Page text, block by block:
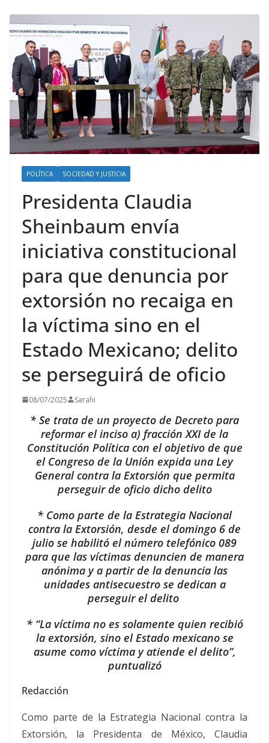
POLÍTICA SOCIEDAD Y JUSTICIA
Presidenta Claudia
Sheinbaum envía
iniciativa constitucional
para que denuncia por
extorsión no recaiga en
la víctima sino en el
Estado Mexicano; delito
se perseguirá de oficio
08/07/2025 Sarahi
* Se trata de un proyecto de Decreto para
reformar el inciso a) fracción XXI de la
Constitución Política con el objetivo de que
el Congreso de la Unión expida una Ley
General contra la Extorsión que permita
perseguir de oficio dicho delito
* Como parte de la Estrategia Nacional
contra la Extorsión, desde el domingo 6 de
julio se habilitó el número telefónico 089
para que las víctimas denuncien de manera
anónima y a partir de la denuncia las
unidades antisecuestro se dedican a
perseguir el delito
* “La víctima no es solamente quien recibió
la extorsión, sino el Estado mexicano se
asume como víctima y atiende el delito”,
puntualizó
Redacción
Como parte de la Estrategia Nacional contra la
Extorsión, la Presidenta de México, Claudia